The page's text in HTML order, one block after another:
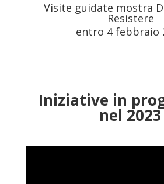
Visite guidate mostra
Resistere
entro 4 febbraio
Iniziative in
nel 2023